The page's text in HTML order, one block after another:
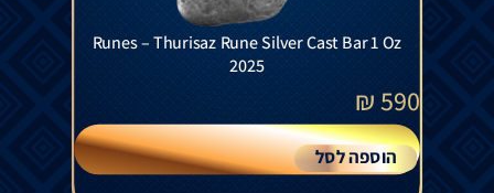
Runes – Thurisaz Rune Silver Cast Bar 1 Oz
2025
590
₪
הוספה לסל